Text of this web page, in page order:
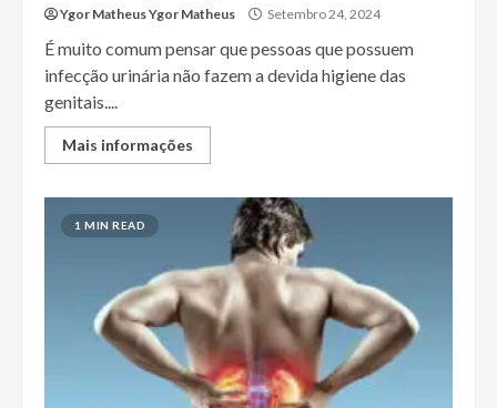
Ygor Matheus Ygor Matheus Setembro 24, 2024
É muito comum pensar que pessoas que possuem
infecção urinária não fazem a devida higiene das
genitais....
Mais informações
1 MIN READ